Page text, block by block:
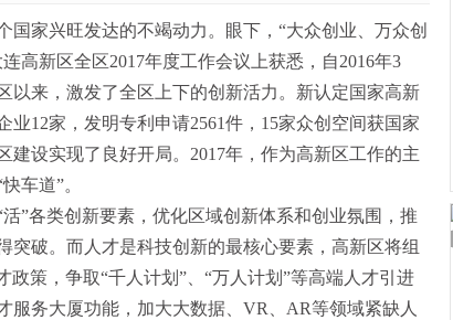
国家兴旺发达的不竭动力。眼下，“大众创业、万众创
高新区全区2017年度工作会议上获悉，自2016年3
以来，激发了全区上下的创新活力。新认定国家高新
12家，发明专利申请2561件，15家众创空间获国家
建设实现了良好开局。2017年，作为高新区工作的主
车道”。
”各类创新要素，优化区域创新体系和创业氛围，推
突破。而人才是科技创新的最核心要素，高新区将组
政策，争取“千人计划”、“万人计划”等高端人才引进
服务大厦功能，加大大数据、VR、AR等领域紧缺人